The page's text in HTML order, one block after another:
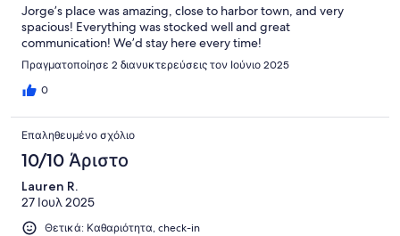
Jorge’s place was amazing, close to harbor town, and very
spacious! Everything was stocked well and great
communication! We’d stay here every time!
Πραγματοποίησε 2 διανυκτερεύσεις τον Ιούνιο 2025
0
Επαληθευμένο σχόλιο
10/10 Άριστο
Lauren R.
27 Ιουλ 2025
Θετικά: Καθαριότητα, check-in